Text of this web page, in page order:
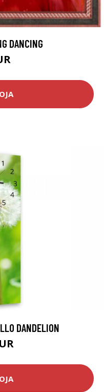
DANCING
DANDELION